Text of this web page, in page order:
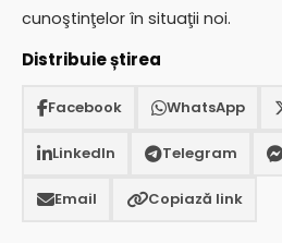
cunoştinţelor în situaţii noi.
Distribuie știrea
Facebook WhatsApp
LinkedIn Telegram
Email Copiază link